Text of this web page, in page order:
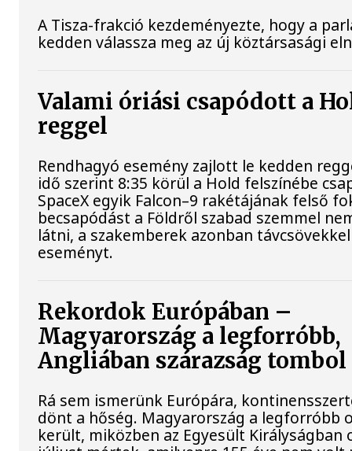
A Tisza-frakció kezdeményezte, hogy a
kedden válassza meg az új köztársasági
Valami óriási csapódott a
reggel
Rendhagyó esemény zajlott le kedden
idő szerint 8:35 körül a Hold felszínébe
SpaceX egyik Falcon–9 rakétájának felső
becsapódást a Földről szabad szemmel
látni, a szakemberek azonban
eseményt.
Rekordok Európában –
Magyarország a legforróbb,
Angliában szárazság tombol
Rá sem ismerünk Európára,
dönt a hőség. Magyarország a legforróbb
került, miközben az Egyesült Királyságban